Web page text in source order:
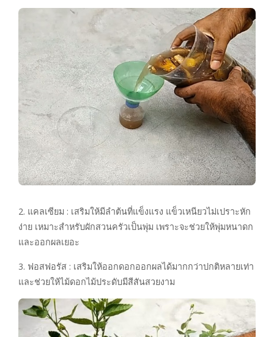
2. แคลเซียม : เสริมให้มีลำต้นที่แข็งแรง แข็วเหนียวไม่เปราะหัก
ง่าย เหมาะสำหรับผักสวนครัวเป็นพุ่ม เพราะจะช่วยให้พุ่มหนาดก
และออกผลเยอะ
3. ฟอสฟอรัส : เสริมให้ออกดอกออกผลได้มากกว่าปกติหลายเท่า
และช่วยให้ไม้ดอกไม้ประดับมีสีสันสวยงาม